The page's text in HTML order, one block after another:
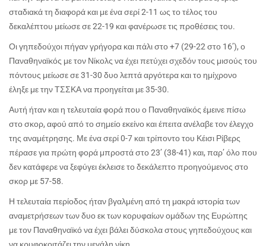
σταδιακά τη διαφορά και με ένα σερί 2-11 ως το τέλος του
δεκαλέπτου μείωσε σε 22-19 και φανέρωσε τις προθέσεις του.
Οι γηπεδούχοι πήγαν γρήγορα και πάλι στο +7 (29-22 στο 16’), ο
Παναθηναϊκός με τον Νίκολς να έχει πετύχει σχεδόν τους μισούς του
πόντους μείωσε σε 31-30 δυο λεπτά αργότερα και το ημίχρονο
έληξε με την ΤΣΣΚΑ να προηγείται με 35-30.
Αυτή ήταν και η τελευταία φορά που ο Παναθηναϊκός έμεινε πίσω
στο σκορ, αφού από το σημείο εκείνο και έπειτα ανέλαβε τον έλεγχο
της αναμέτρησης. Με ένα σερί 0-7 και τρίποντο του Κέισι Ρίβερς
πέρασε για πρώτη φορά μπροστά στο 23’ (38-41) και, παρ’ όλο που
δεν κατάφερε να ξεφύγει έκλεισε το δεκάλεπτο προηγούμενος στο
σκορ με 57-58.
Η τελευταία περίοδος ήταν βγαλμένη από τη μακρά ιστορία των
αναμετρήσεων των δυο εκ των κορυφαίων ομάδων της Ευρώπης
με τον Παναθηναϊκό να έχει βάλει δύσκολα στους γηπεδούχους και